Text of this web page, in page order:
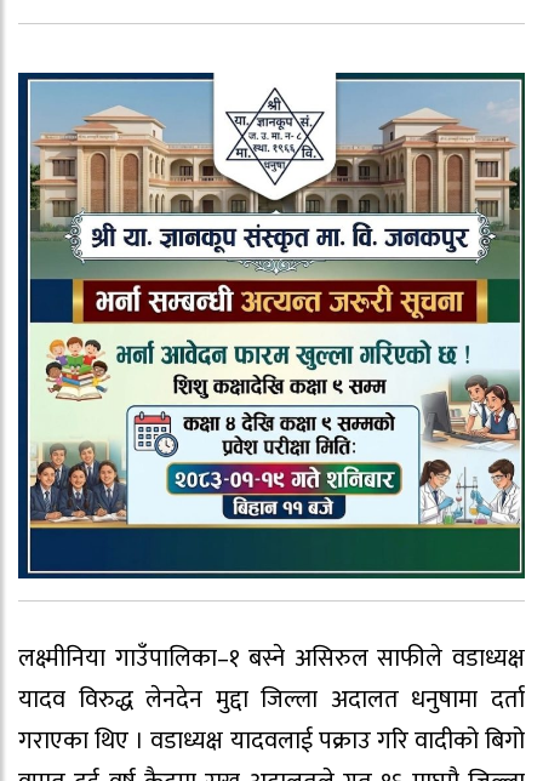
लक्ष्मीनिया गाउँपालिका–१ बस्ने असिरुल साफीले वडाध्यक्ष
यादव विरुद्ध लेनदेन मुद्दा जिल्ला अदालत धनुषामा दर्ता
गराएका थिए । वडाध्यक्ष यादवलाई पक्राउ गरि वादीको बिगो